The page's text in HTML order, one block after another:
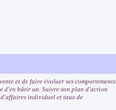
et de faire évoluer ses comportements
d'en bâtir un. Suivre son plan d'action
d'affaires individuel et taux de